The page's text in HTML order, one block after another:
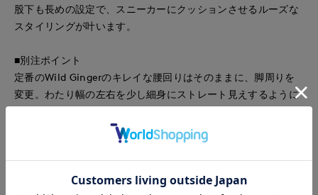
股下も長めの設定で、スニーカーにクッションさせるルーズな
スタイリングが叶います。
■別注ポイント
定番のWild Gingerのキレイな腰回りはそのままに、脚周りを
変更。わたり幅の左右を少し細身にストレート見えするように
環境配慮したサステナブルな生地を使用したブルーデニム。オ
ーストリア・レンチング社の品質証明タグがつく。リヨセルは